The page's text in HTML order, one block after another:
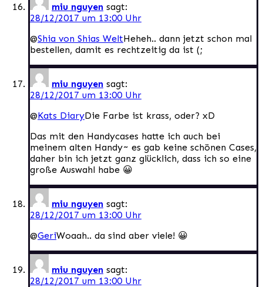
miu nguyen sagt:
28/12/2017 um 13:00 Uhr
@Shia von Shias WeltHeheh.. dann jetzt schon mal
bestellen, damit es rechtzeitig da ist (;
miu nguyen sagt:
28/12/2017 um 13:00 Uhr
@Kats DiaryDie Farbe ist krass, oder? xD
Das mit den Handycases hatte ich auch bei
meinem alten Handy~ es gab keine schönen Cases,
daher bin ich jetzt ganz glücklich, dass ich so eine
große Auswahl habe 😀
miu nguyen sagt:
28/12/2017 um 13:00 Uhr
@GeriWoaah.. da sind aber viele! 😀
miu nguyen sagt:
28/12/2017 um 13:00 Uhr